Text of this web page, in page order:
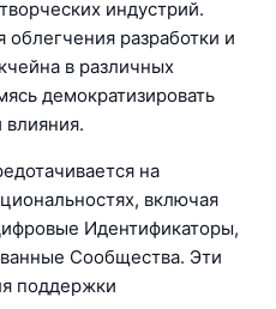
индустрий.
облегчения разработки и
в различных
демократизировать
влияния.
на
включая
Идентификаторы,
Сообщества. Эти
поддержки